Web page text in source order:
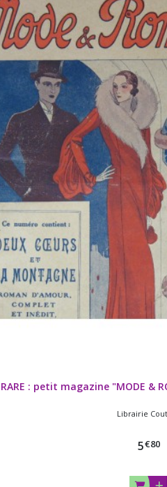
RARE : petit magazine "MODE &
Librairie
5€80